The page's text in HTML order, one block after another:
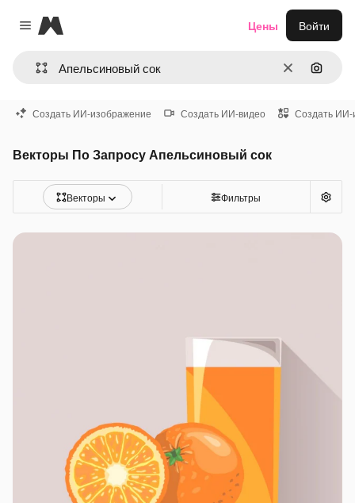
Close menu
Magnific
ОчиститьПоиск
Цены Войти
Создать ИИ-изображение Создать ИИ-видео Создать ИИ-
Векторы По Запросу Апельсиновый сок
Векторы Фильтры